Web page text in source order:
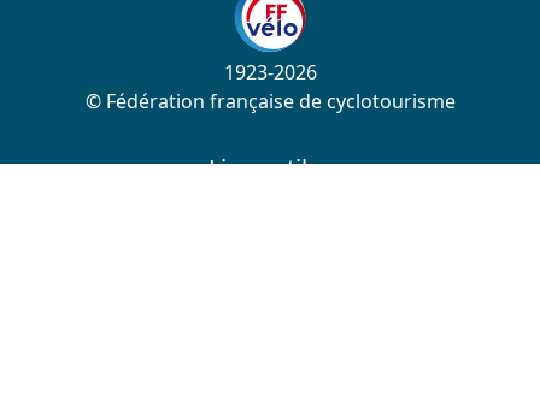
1923-2026
© Fédération française de cyclotourisme
Liens utiles